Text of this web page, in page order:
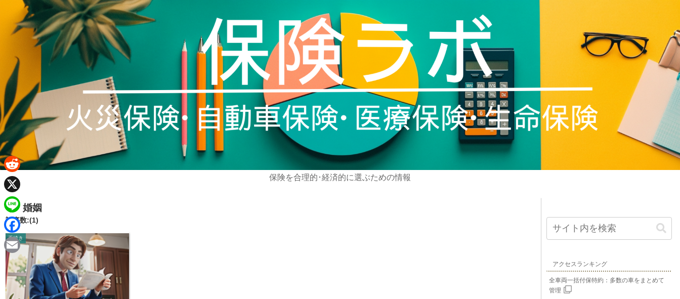
保険を合理的･経済的に選ぶための情報
婚姻
記事数:(1)
手続き
アクセスランキング
全車両一括付保特約：多数の車をまとめて
管理
R
e
d
d
i
t
X
L
i
n
e
F
a
c
e
E
m
a